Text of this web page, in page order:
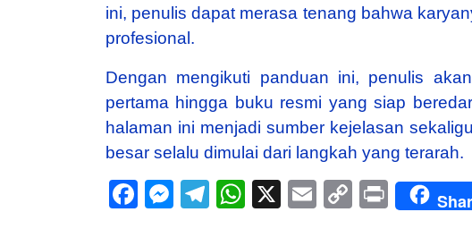
ini, penulis dapat merasa tenang bahwa
profesional.
Dengan mengikuti panduan ini, penulis
pertama hingga buku resmi yang siap
halaman ini menjadi sumber kejelasan
besar selalu dimulai dari langkah yang terarah.
Facebook
Messenger
Telegram
WhatsApp
X EmailCopyPrint